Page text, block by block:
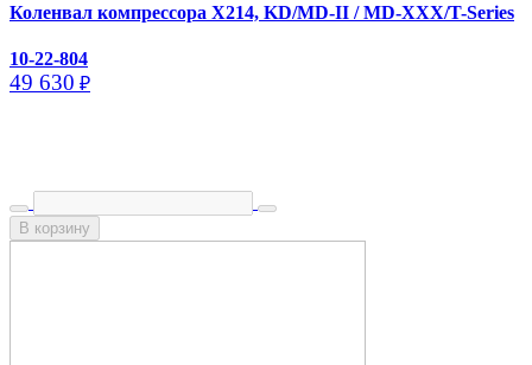
Коленвал компрессора X214, KD/​MD-II /​ MD-XXX/​T-Series
10-22-804
49 630 ₽
В корзину